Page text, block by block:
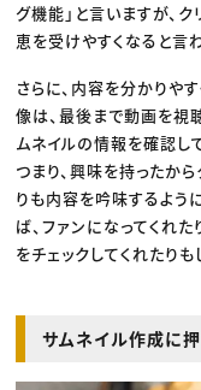
グ機能」と言いますが、
恵を受けやすくなると言
さらに、内容を分かりや
像は、最後まで動画を視
ムネイルの情報を確認し
つまり、興味を持ったか
りも内容を吟味するよう
ば、ファンになってくれ
をチェックしてくれたりも
サムネイル作成に